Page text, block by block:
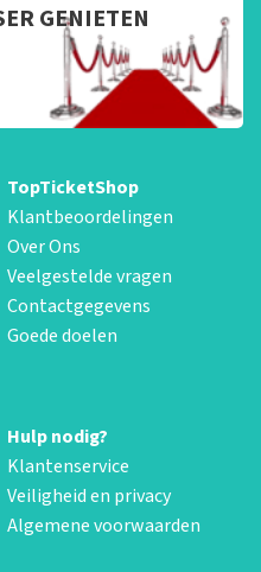
GENIETEN
TopTicketShop
Klantbeoordelingen
Over Ons
Veelgestelde vragen
Contactgegevens
Goede doelen
Hulp nodig?
Klantenservice
Veiligheid en privacy
Algemene voorwaarden